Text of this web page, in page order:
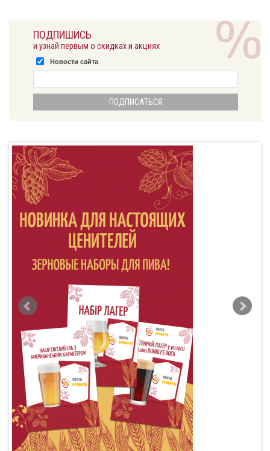
ПОДПИШИСЬ
и узнай первым о скидках и акциях
Новости сайта